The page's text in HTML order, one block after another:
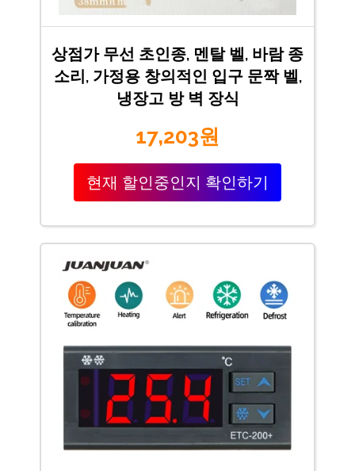
상점가 무선 초인종, 멘탈 벨, 바람 종
소리, 가정용 창의적인 입구 문짝 벨,
냉장고 방 벽 장식
17,203원
현재 할인중인지 확인하기